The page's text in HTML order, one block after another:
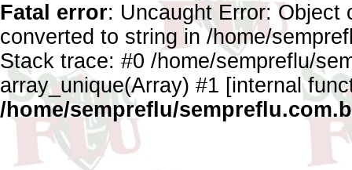
Fatal error: Uncaught Error: Object
converted to string in /home/
Stack trace: #0 /home/sempreflu/
array_unique(Array) #1 [internal
/home/sempreflu/